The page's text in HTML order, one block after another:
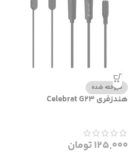
فروخته شده
هندزفری Celebrat G23
125,000تومان